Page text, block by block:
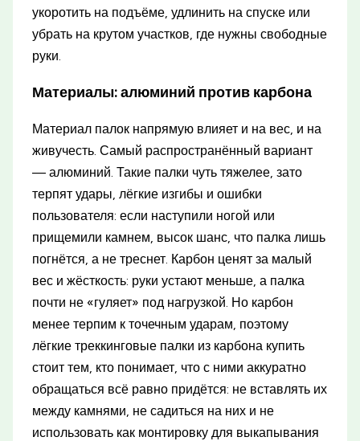
укоротить на подъёме, удлинить на спуске или
убрать на крутом участков, где нужны свободные
руки.
Материалы: алюминий против карбона
Материал палок напрямую влияет и на вес, и на
живучесть. Самый распространённый вариант
— алюминий. Такие палки чуть тяжелее, зато
терпят удары, лёгкие изгибы и ошибки
пользователя: если наступили ногой или
прищемили камнем, высок шанс, что палка лишь
погнётся, а не треснет. Карбон ценят за малый
вес и жёсткость: руки устают меньше, а палка
почти не «гуляет» под нагрузкой. Но карбон
менее терпим к точечным ударам, поэтому
лёгкие треккинговые палки из карбона купить
стоит тем, кто понимает, что с ними аккуратно
обращаться всё равно придётся: не вставлять их
между камнями, не садиться на них и не
использовать как монтировку для выкапывания